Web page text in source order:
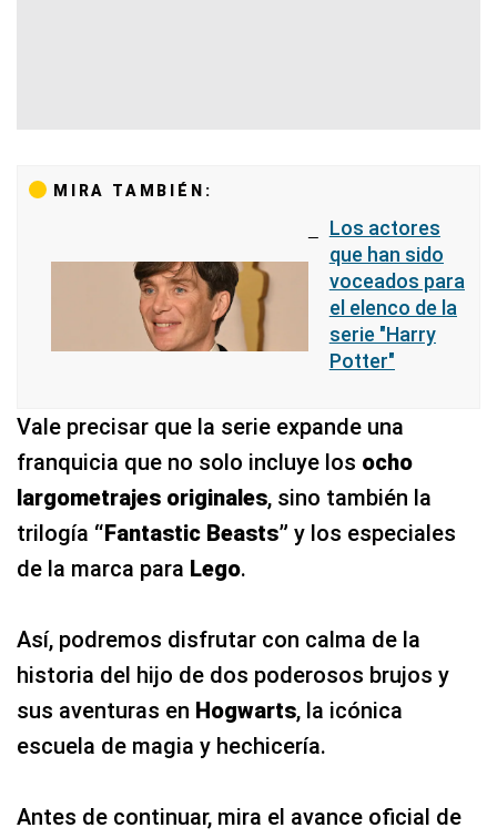
MIRA TAMBIÉN:
Los actores
que han sido
voceados para
el elenco de la
serie "Harry
Potter"
Vale precisar que la serie expande una
franquicia que no solo incluye los ocho
largometrajes originales, sino también la
trilogía “Fantastic Beasts” y los especiales
de la marca para Lego.
Así, podremos disfrutar con calma de la
historia del hijo de dos poderosos brujos y
sus aventuras en Hogwarts, la icónica
escuela de magia y hechicería.
Antes de continuar, mira el avance oficial de